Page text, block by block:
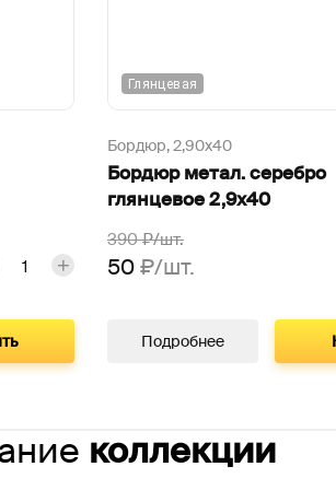
Глянцевая
Бордюр,2,90х40
Бордюр метал. серебро
глянцевое 2,9х40
390₽/шт.
50₽/шт.
Подробнее
коллекции